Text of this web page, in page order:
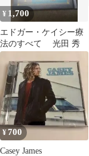
¥ 1,700
エドガー・ケイシー療
法のすべて 光田 秀
¥700
Casey James